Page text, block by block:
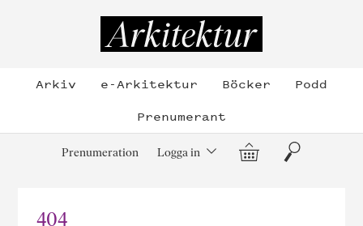
Arkiv e-Arkitektur Böcker
Podd
Prenumerant
Prenumeration Logga in Varukorg
Sök
404